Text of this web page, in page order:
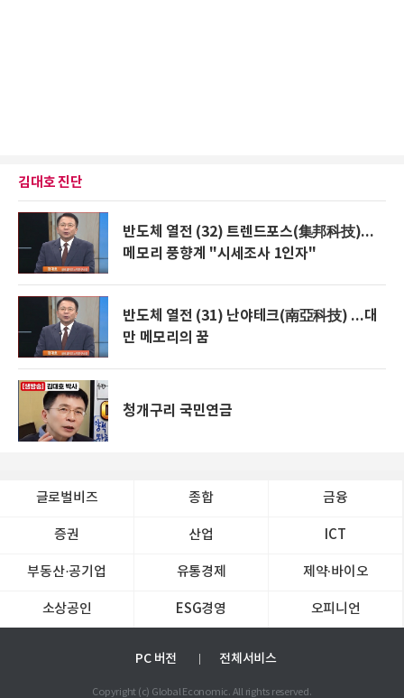
김대호 진단
반도체 열전 (32) 트렌드포스(集邦科技)...
메모리 풍향계 "시세조사 1인자"
반도체 열전 (31) 난야테크(南亞科技) ...대
만 메모리의 꿈
청개구리 국민연금
글로벌비즈 종합 금융
증권 산업 ICT
부동산·공기업 유통경제 제약∙바이오
소상공인 ESG경영 오피니언
PC 버전 전체서비스
Copyright (c) Global Economic. All rights reserved.